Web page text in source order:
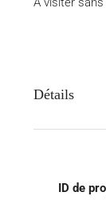
Détails
ID de